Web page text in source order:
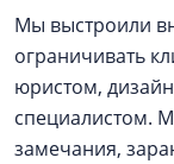
Мы выстроили
ограничивать
юристом,
специалистом.
замечания,